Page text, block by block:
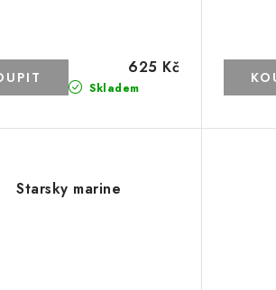
Skladem
625 Kč
Starsky marine